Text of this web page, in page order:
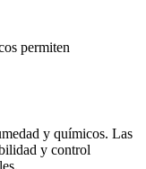
permiten
y químicos. Las
y control